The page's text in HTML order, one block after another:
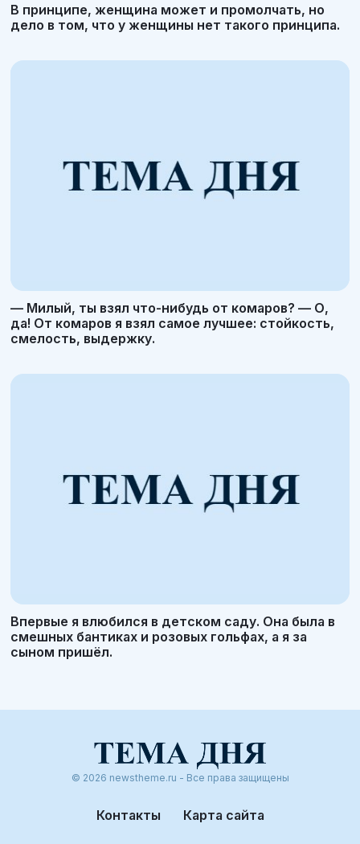
В принципе, женщина может и промолчать, но
дело в том, что у женщины нет такого принципа.
— Милый, ты взял что-нибудь от комаров? — О,
да! От комаров я взял самое лучшее: стойкость,
смелость, выдержку.
Впервые я влюбился в детском саду. Она была в
смешных бантиках и розовых гольфах, а я за
сыном пришёл.
© 2026 newstheme.ru - Все права защищены
Контакты Карта сайта